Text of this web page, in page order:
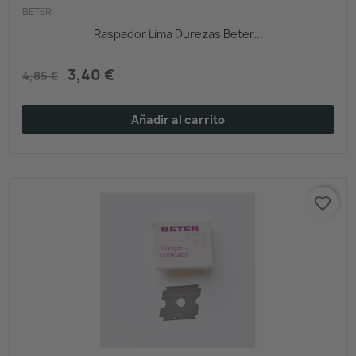
BETER
Raspador Lima Durezas Beter...
4,85 € 3,40 €
Añadir al carrito
favorite_border